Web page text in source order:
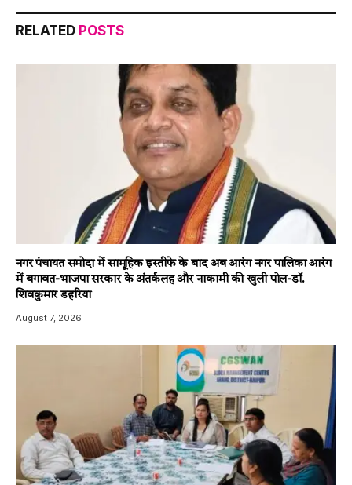
RELATED POSTS
नगर पंचायत समोदा में सामूहिक इस्तीफे के बाद अब आरंग नगर पालिका आरंग
में बगावत-भाजपा सरकार के अंतर्कलह और नाकामी की खुली पोल-डॉ.
शिवकुमार डहरिया
August 7, 2026